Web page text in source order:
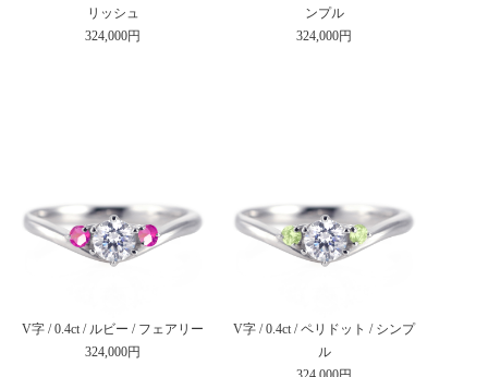
リッシュ
324,000円
ンプル
324,000円
V字 / 0.4ct / ルビー / フェアリー
324,000円
V字 / 0.4ct / ペリドット / シンプ
ル